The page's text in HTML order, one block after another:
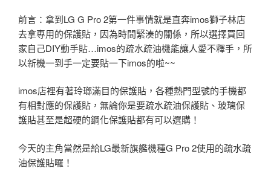
前言：拿到LG G Pro 2第一件事情就是直奔imos獅子林店
去拿專用的保護貼，因為時間緊湊的關係，所以選擇買回
家自己DIY動手貼…imos的疏水疏油機能讓人愛不釋手，所
以新機一到手一定要貼一下imos的啦~~
imos店裡有著玲瑯滿目的保護貼，各種熱門型號的手機都
有相對應的保護貼，無論你是要疏水疏油保護貼、玻璃保
護貼甚至是超硬的鋼化保護貼都有可以選購！
今天的主角當然是給LG最新旗艦機種G Pro 2使用的疏水疏
油保護貼囉！